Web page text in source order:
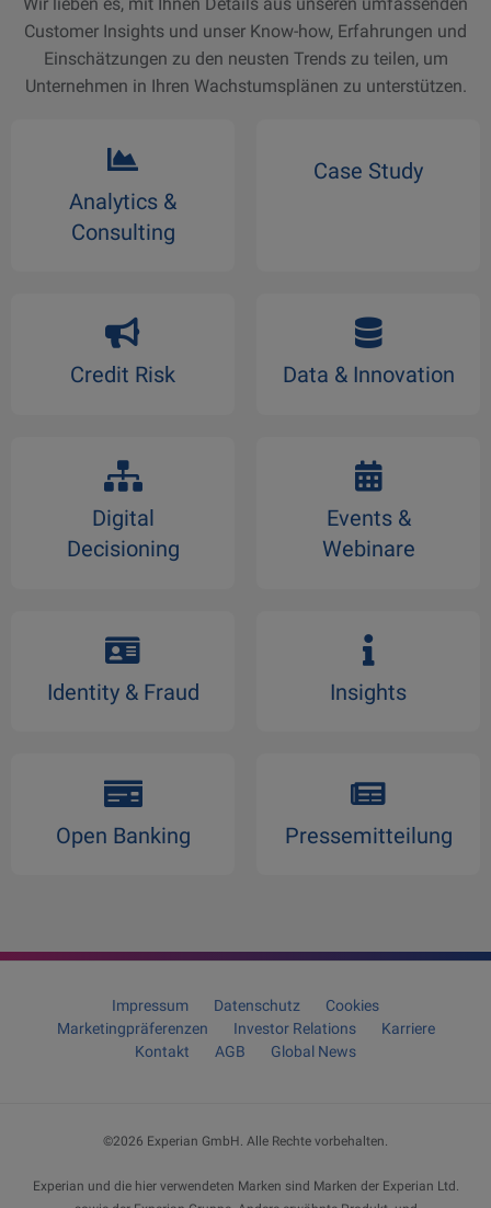
Customer Insights und unser Know-how, Erfahrungen und
Einschätzungen zu den neusten Trends zu teilen, um
Unternehmen in Ihren Wachstumsplänen zu unterstützen.
Analytics &
Consulting
Case Study
Credit Risk Data & Innovation
Digital
Decisioning
Events &
Webinare
Identity & Fraud Insights
Open Banking Pressemitteilung
Impressum Datenschutz
Cookies
Marketingpräferenzen
Investor Relations
Karriere
Kontakt
AGB Global News
©2026 Experian GmbH . Alle Rechte vorbehalten.
Experian und die hier verwendeten Marken sind Marken der Experian Ltd.